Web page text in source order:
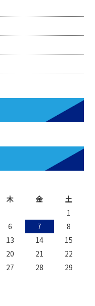
木 金 土
1
6 7
8
13 14
15
20 21
22
27 28
29